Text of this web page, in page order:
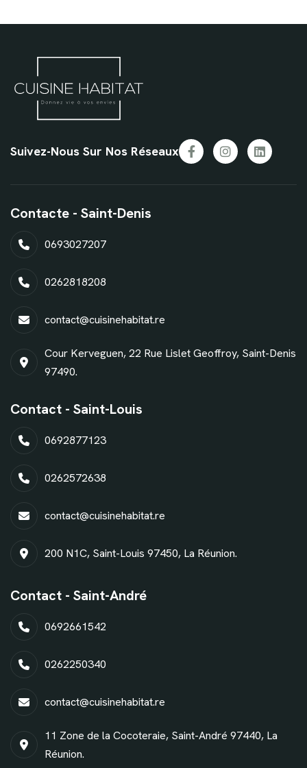
Suivez-Nous Sur Nos Réseaux
Contacte - Saint-Denis
0693027207
0262818208
contact@cuisinehabitat.re
Cour Kerveguen, 22 Rue Lislet Geoffroy, Saint-Denis
97490.
Contact - Saint-Louis
0692877123
0262572638
contact@cuisinehabitat.re
200 N1C, Saint-Louis 97450, La Réunion.
Contact - Saint-André
0692661542
0262250340
contact@cuisinehabitat.re
11 Zone de la Cocoteraie, Saint-André 97440, La
Réunion.